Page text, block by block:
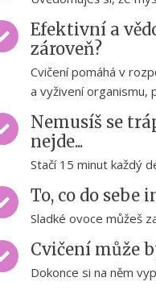
Efektivní a
zároveň?
Cvičení pomáhá v
a vyživení
Nemusíš se
nejde...
Stačí 15 minut každý
To, co do sebe
Sladké ovoce můžeš
Cvičení může
Dokonce si na něm